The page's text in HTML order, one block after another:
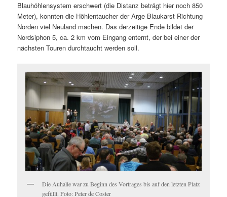
Blauhöhlensystem erschwert (die Distanz beträgt hier noch 850
Meter), konnten die Höhlentaucher der Arge Blaukarst Richtung
Norden viel Neuland machen. Das derzeitige Ende bildet der
Nordsiphon 5, ca. 2 km vom Eingang enternt, der bei einer der
nächsten Touren durchtaucht werden soll.
Die Auhalle war zu Beginn des Vortrages bis auf den letzten Platz
gefüllt. Foto: Peter de Coster